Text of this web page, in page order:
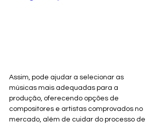
Assim, pode ajudar a selecionar as
músicas mais adequadas para a
produção, oferecendo opções de
compositores e artistas comprovados no
mercado, além de cuidar do processo de